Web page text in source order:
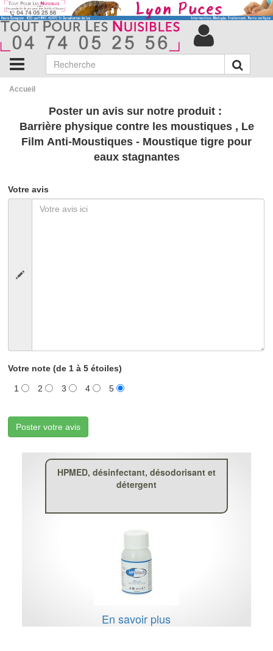
Accueil
Poster un avis sur notre produit :
Barrière physique contre les moustiques , Le
Film Anti-Moustiques - Moustique tigre pour
eaux stagnantes
Votre avis
Votre note (de 1 à 5 étoiles)
1 2 3 4 5
Poster votre avis
HPMED, désinfectant, désodorisant et
détergent
En savoir plus